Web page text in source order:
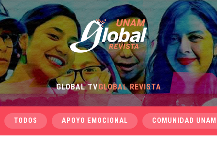
GLOBAL TVGLOBAL REVISTA
TODOS APOYO EMOCIONAL COMUNIDAD UNAM